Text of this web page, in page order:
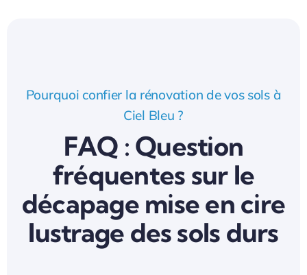
Pourquoi confier la rénovation de vos sols à
Ciel Bleu ?
FAQ : Question
fréquentes sur le
décapage mise en cire
lustrage des sols durs